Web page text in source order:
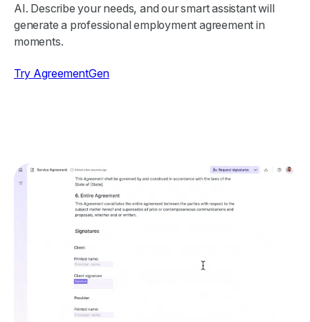
AI. Describe your needs, and our smart assistant will
generate a professional employment agreement in
moments.
Try AgreementGen